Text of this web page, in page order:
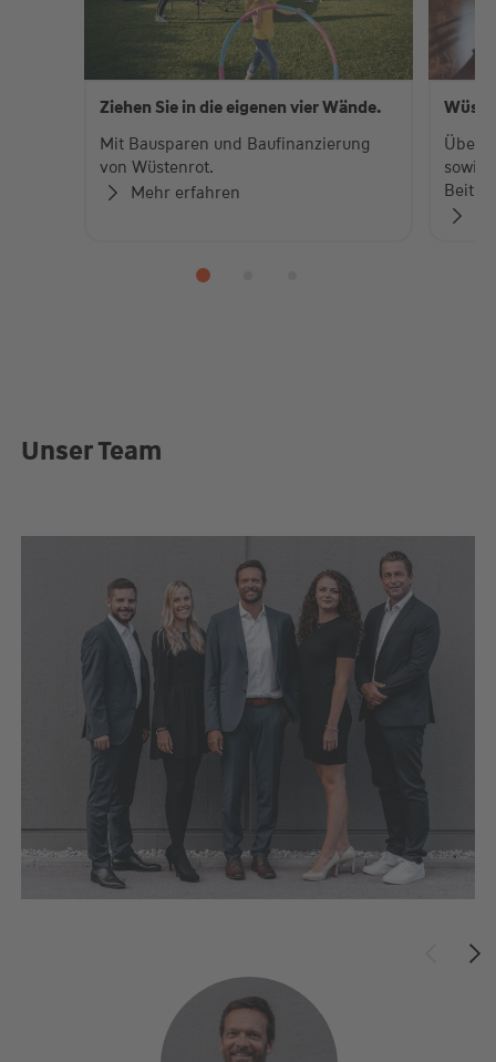
Ziehen Sie in die eigenen vier Wände.
Mit Bausparen und Baufinanzierung
von Wüstenrot.
Mehr erfahren
Über
sowie
Unser Team